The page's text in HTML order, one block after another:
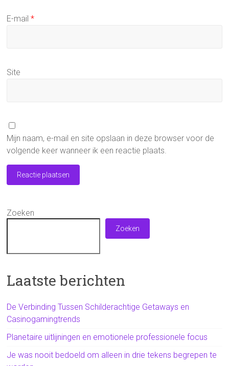
E-mail*
Site
Mijn naam, e-mail en site opslaan in deze browser voor de
volgende keer wanneer ik een reactie plaats.
Zoeken
Zoeken
Laatste berichten
De Verbinding Tussen Schilderachtige Getaways en
Casinogamingtrends
Planetaire uitlijningen en emotionele professionele focus
Je was nooit bedoeld om alleen in drie tekens begrepen te